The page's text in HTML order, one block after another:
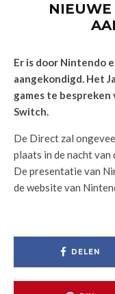
Er is door Nintendo
aangekondigd. Het
games te
Switch.
De Direct zal
plaats in de nacht
De presentatie van
de website van
DELEN